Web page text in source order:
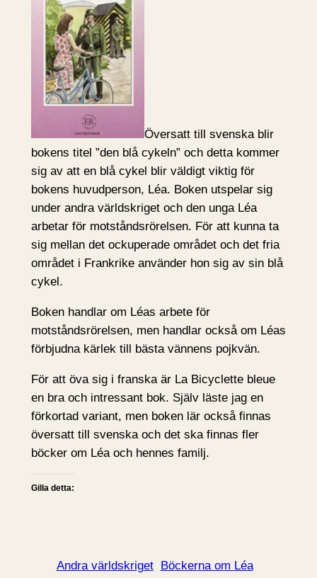
Översatt till svenska blir
bokens titel ”den blå cykeln” och detta kommer
sig av att en blå cykel blir väldigt viktig för
bokens huvudperson, Léa. Boken utspelar sig
under andra världskriget och den unga Léa
arbetar för motståndsrörelsen. För att kunna ta
sig mellan det ockuperade området och det fria
området i Frankrike använder hon sig av sin blå
cykel.
Boken handlar om Léas arbete för
motståndsrörelsen, men handlar också om Léas
förbjudna kärlek till bästa vännens pojkvän.
För att öva sig i franska är La Bicyclette bleue
en bra och intressant bok. Själv läste jag en
förkortad variant, men boken lär också finnas
översatt till svenska och det ska finnas fler
böcker om Léa och hennes familj.
Gilla detta:
Andra världskriget Böckerna om Léa